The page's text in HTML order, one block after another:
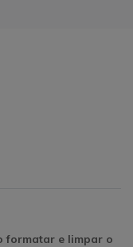
formatar e limpar o